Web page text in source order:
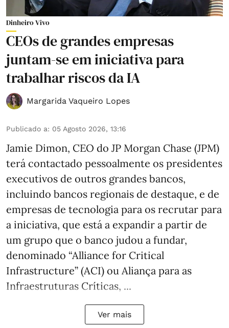
Dinheiro Vivo
CEOs de grandes empresas
juntam-se em iniciativa para
trabalhar riscos da IA
Margarida Vaqueiro Lopes
Publicado a: 05 Agosto 2026, 13:16
Jamie Dimon, CEO do JP Morgan Chase (JPM)
terá contactado pessoalmente os presidentes
executivos de outros grandes bancos,
incluindo bancos regionais de destaque, e de
empresas de tecnologia para os recrutar para
a iniciativa, que está a expandir a partir de
um grupo que o banco judou a fundar,
denominado “Alliance for Critical
Infrastructure” (ACI) ou Aliança para as
Infraestruturas Críticas, ...
Ver mais